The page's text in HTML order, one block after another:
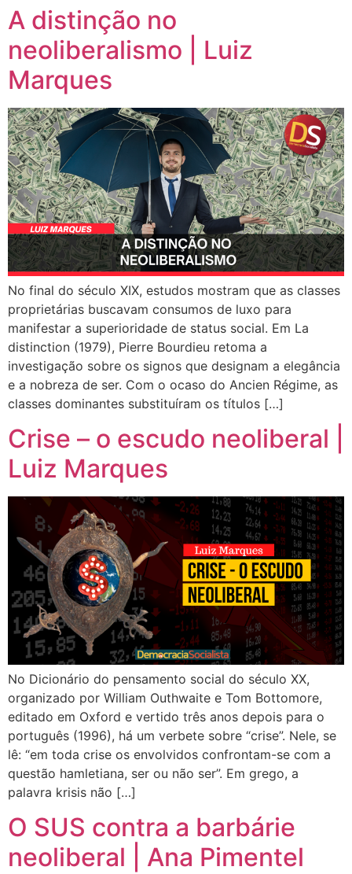
A distinção no
neoliberalismo | Luiz
Marques
No final do século XIX, estudos mostram que as classes
proprietárias buscavam consumos de luxo para
manifestar a superioridade de status social. Em La
distinction (1979), Pierre Bourdieu retoma a
investigação sobre os signos que designam a elegância
e a nobreza de ser. Com o ocaso do Ancien Régime, as
classes dominantes substituíram os títulos […]
Crise – o escudo neoliberal |
Luiz Marques
No Dicionário do pensamento social do século XX,
organizado por William Outhwaite e Tom Bottomore,
editado em Oxford e vertido três anos depois para o
português (1996), há um verbete sobre “crise”. Nele, se
lê: “em toda crise os envolvidos confrontam-se com a
questão hamletiana, ser ou não ser”. Em grego, a
palavra krisis não […]
O SUS contra a barbárie
neoliberal | Ana Pimentel